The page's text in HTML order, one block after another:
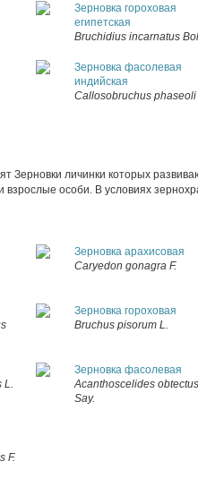
Зерновка гороховая
египетская
Bruchidius incarnatus
Зерновка фасолевая
индийская
Callosobruchus phaseoli
Зерновки личинки которых
взрослые особи. В условиях
Зерновка арахисовая
Caryedon gonagra F.
Зерновка гороховая
Bruchus pisorum L.
L.
Зерновка фасолевая
Acanthoscelides obtectus
Say.
F.